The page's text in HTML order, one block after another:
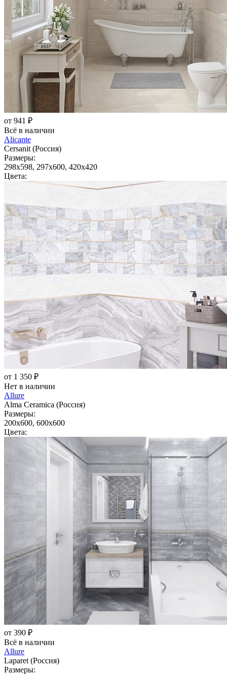
от 941 ₽
Всё в наличии
Alicante
Cersanit (Россия)
Размеры:
298x598, 297x600, 420x420
Цвета:
от 1 350 ₽
Нет в наличии
Allure
Alma Ceramica (Россия)
Размеры:
200x600, 600x600
Цвета:
от 390 ₽
Всё в наличии
Allure
Laparet (Россия)
Размеры: